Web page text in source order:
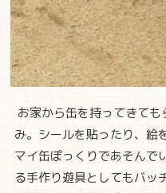
お家から缶を持ってきて
み。シールを貼ったり、絵
マイ缶ぽっくりであそんで
る手作り遊具としてもバッ